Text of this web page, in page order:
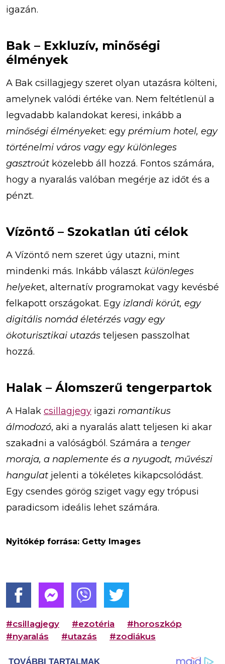
igazán.
Bak – Exkluzív, minőségi
élmények
A Bak csillagjegy szeret olyan utazásra költeni,
amelynek valódi értéke van. Nem feltétlenül a
legvadabb kalandokat keresi, inkább a
minőségi élményeket: egy prémium hotel, egy
történelmi város vagy egy különleges
gasztroút közelebb áll hozzá. Fontos számára,
hogy a nyaralás valóban megérje az időt és a
pénzt.
Vízöntő – Szokatlan úti célok
A Vízöntő nem szeret úgy utazni, mint
mindenki más. Inkább választ különleges
helyeket, alternatív programokat vagy kevésbé
felkapott országokat. Egy izlandi körút, egy
digitális nomád életérzés vagy egy
ökoturisztikai utazás teljesen passzolhat
hozzá.
Halak – Álomszerű tengerpartok
A Halak csillagjegy igazi romantikus
álmodozó, aki a nyaralás alatt teljesen ki akar
szakadni a valóságból. Számára a tenger
moraja, a naplemente és a nyugodt, művészi
hangulat jelenti a tökéletes kikapcsolódást.
Egy csendes görög sziget vagy egy trópusi
paradicsom ideális lehet számára.
Nyitókép forrása: Getty Images
#csillagjegy #ezotéria
#horoszkóp
#nyaralás
#utazás #zodiákus